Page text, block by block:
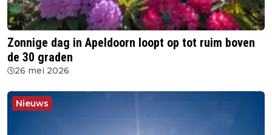
Zonnige dag in Apeldoorn loopt op tot ruim boven
de 30 graden
26 mei 2026
Nieuws